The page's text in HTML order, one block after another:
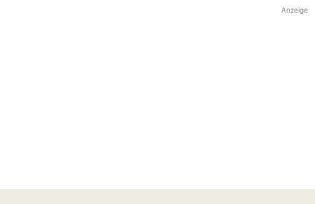
Anzeige